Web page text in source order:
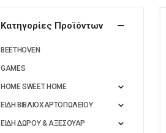
Κατηγορίες Προϊόντων
BEETHOVEN
GAMES
HOME SWEET HOME
ΕΙΔΗ ΒΙΒΛΙΟΧΑΡΤΟΠΩΛΕΙΟΥ
ΕΙΔΗ ΔΩΡΟΥ & ΑΞΕΣΟΥΑΡ